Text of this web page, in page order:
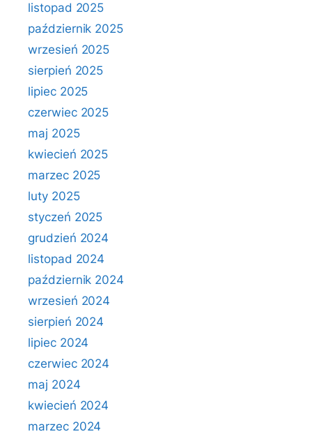
listopad 2025
październik 2025
wrzesień 2025
sierpień 2025
lipiec 2025
czerwiec 2025
maj 2025
kwiecień 2025
marzec 2025
luty 2025
styczeń 2025
grudzień 2024
listopad 2024
październik 2024
wrzesień 2024
sierpień 2024
lipiec 2024
czerwiec 2024
maj 2024
kwiecień 2024
marzec 2024